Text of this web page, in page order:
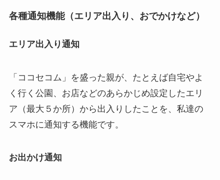
各種通知機能（エリア出入り、おでかけなど）
エリア出入り通知
「ココセコム」を盛った親が、たとえば自宅やよ
く行く公園、お店などのあらかじめ設定したエリ
ア（最大５か所）から出入りしたことを、私達の
スマホに通知する機能です。
お出かけ通知